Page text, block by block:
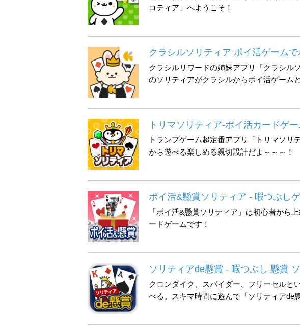
コティア」へようこそ！
クラシルソリティア ポイ活ゲーム
クラシルリワードの姉妹アプリ「クラシル
のソリティアがクラシルからポイ活ゲーム
トリマソリティア-ポイ活カードゲー
トランプゲーム超定番アプリ「トリマソリ
から遊べる楽しめる親切設計だよ～～～！
ポイ活&懸賞ソリティア - 暇つぶし
「ポイ活&懸賞ソリティア」は初心者から
ードゲームです！
ソリティアde懸賞 - 暇つぶし 懸賞
クロンダイク、スパイダー、フリーセルと
べる。スキマ時間に遊んで「ソリティアde